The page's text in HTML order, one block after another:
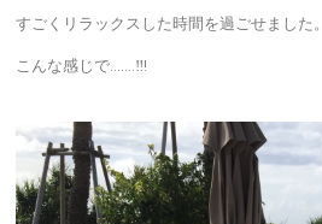
すごくリラックスした時間を過ごせました。
こんな感じで…….‼︎!